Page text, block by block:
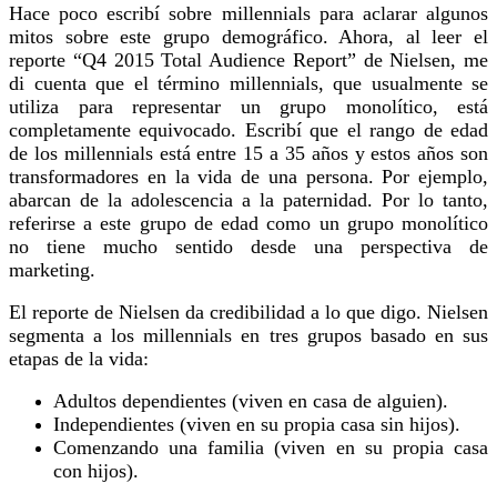
Hace poco escribí sobre millennials para aclarar algunos
mitos sobre este grupo demográfico. Ahora, al leer el
reporte “Q4 2015 Total Audience Report” de Nielsen, me
di cuenta que el término millennials, que usualmente se
utiliza para representar un grupo monolítico, está
completamente equivocado. Escribí que el rango de edad
de los millennials está entre 15 a 35 años y estos años son
transformadores en la vida de una persona. Por ejemplo,
abarcan de la adolescencia a la paternidad. Por lo tanto,
referirse a este grupo de edad como un grupo monolítico
no tiene mucho sentido desde una perspectiva de
marketing.
El reporte de Nielsen da credibilidad a lo que digo. Nielsen
segmenta a los millennials en tres grupos basado en sus
etapas de la vida:
Adultos dependientes (viven en casa de alguien).
Independientes (viven en su propia casa sin hijos).
Comenzando una familia (viven en su propia casa
con hijos).